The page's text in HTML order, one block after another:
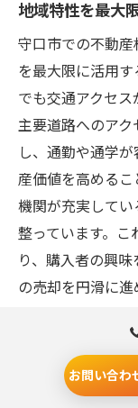
地域特性を最大
守口市での不動
を最大限に活用
でも交通アクセ
主要道路へのア
し、通勤や通学
産価値を高める
機関が充実して
整っています。
り、購入者の興味
の売却を円滑に進
するため、ぜひ
守口市ならでは
お問い合わ